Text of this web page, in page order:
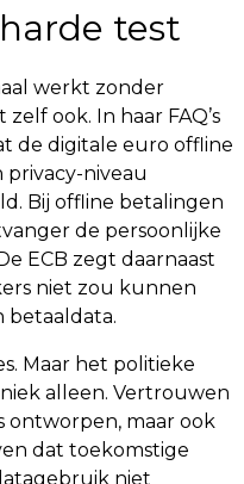
test
werkt zonder
ook. In haar FAQ’s
de digitale euro offline
niveau
Bij offline betalingen
de persoonlijke
ECB zegt daarnaast
niet zou kunnen
betaaldata.
Maar het politieke
alleen. Vertrouwen
ontworpen, maar ook
dat toekomstige
niet